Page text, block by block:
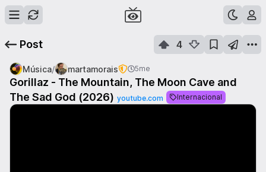
Post 4
Música/ martamorais 5me
Gorillaz - The Mountain, The Moon Cave and
The Sad God (2026) youtube.com Internacional